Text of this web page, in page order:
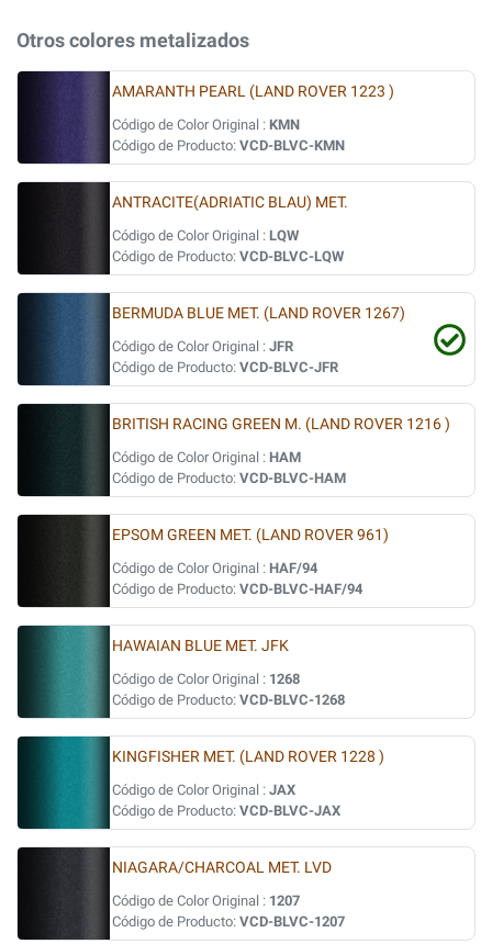
Otros colores metalizados
AMARANTH PEARL (LAND ROVER 1223 )
Código de Color Original : KMN
Código de Producto: VCD-BLVC-KMN
ANTRACITE(ADRIATIC BLAU) MET.
Código de Color Original : LQW
Código de Producto: VCD-BLVC-LQW
BERMUDA BLUE MET. (LAND ROVER 1267)
Código de Color Original : JFR
Código de Producto: VCD-BLVC-JFR
BRITISH RACING GREEN M. (LAND ROVER 1216 )
Código de Color Original : HAM
Código de Producto: VCD-BLVC-HAM
EPSOM GREEN MET. (LAND ROVER 961)
Código de Color Original : HAF/94
Código de Producto: VCD-BLVC-HAF/94
HAWAIAN BLUE MET. JFK
Código de Color Original : 1268
Código de Producto: VCD-BLVC-1268
KINGFISHER MET. (LAND ROVER 1228 )
Código de Color Original : JAX
Código de Producto: VCD-BLVC-JAX
NIAGARA/CHARCOAL MET. LVD
Código de Color Original : 1207
Código de Producto: VCD-BLVC-1207